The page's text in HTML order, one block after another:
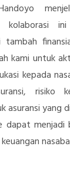
kolaborasi
tambah
kami untuk
kepada
risiko
asuransi yang
dapat menjadi